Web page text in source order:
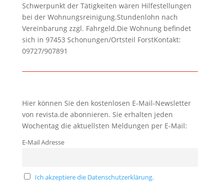
Schwerpunkt der Tätigkeiten wären Hilfestellungen
bei der Wohnungsreinigung.Stundenlohn nach
Vereinbarung zzgl. Fahrgeld.Die Wohnung befindet
sich in 97453 Schonungen/Ortsteil ForstKontakt:
09727/907891
Hier können Sie den kostenlosen E-Mail-Newsletter
von revista.de abonnieren. Sie erhalten jeden
Wochentag die aktuellsten Meldungen per E-Mail:
E-Mail Adresse
Ich akzeptiere die Datenschutzerklärung.